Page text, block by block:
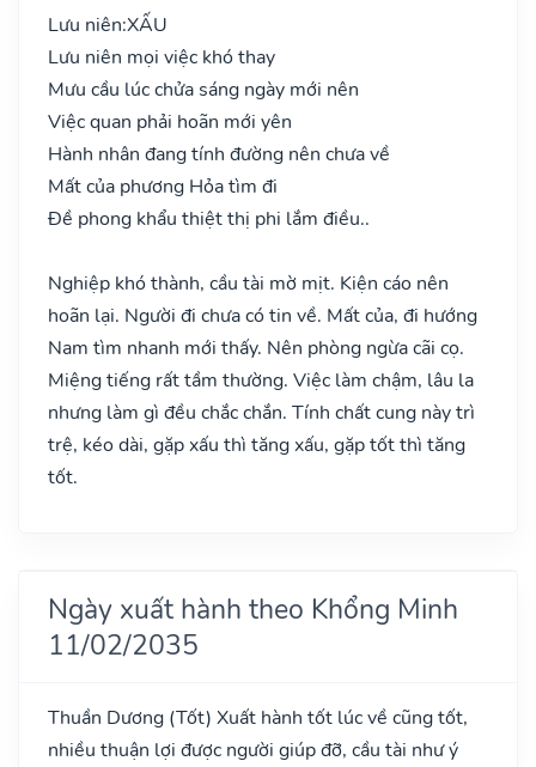
Lưu niên:XẤU
Lưu niên mọi việc khó thay
Mưu cầu lúc chửa sáng ngày mới nên
Việc quan phải hoãn mới yên
Hành nhân đang tính đường nên chưa về
Mất của phương Hỏa tìm đi
Đề phong khẩu thiệt thị phi lắm điều..
Nghiệp khó thành, cầu tài mờ mịt. Kiện cáo nên
hoãn lại. Người đi chưa có tin về. Mất của, đi hướng
Nam tìm nhanh mới thấy. Nên phòng ngừa cãi cọ.
Miệng tiếng rất tầm thường. Việc làm chậm, lâu la
nhưng làm gì đều chắc chắn. Tính chất cung này trì
trệ, kéo dài, gặp xấu thì tăng xấu, gặp tốt thì tăng
tốt.
Ngày xuất hành theo Khổng Minh
11/02/2035
Thuần Dương (Tốt) Xuất hành tốt lúc về cũng tốt,
nhiều thuận lợi được người giúp đỡ, cầu tài như ý